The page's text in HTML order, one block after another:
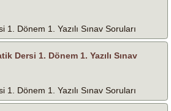
1. Dönem 1. Yazılı Sınav Soruları
Dersi 1. Dönem 1. Yazılı Sınav
1. Dönem 1. Yazılı Sınav Soruları